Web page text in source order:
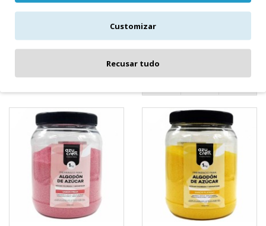
Brilhante 80 GrsCristais de
bolos, bolachas,
cupcakes,..
Customizar
Recusar tudo